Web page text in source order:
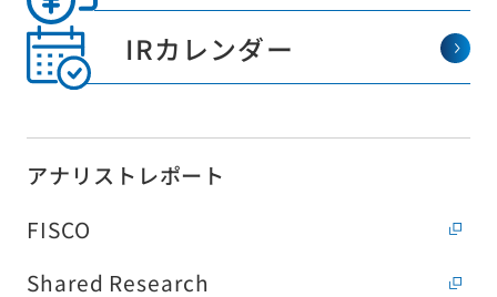
IRカレンダー
アナリストレポート
FISCO
Shared Research